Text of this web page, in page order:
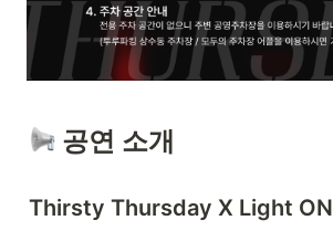
공연 소개
Thirsty Thursday X Light ON